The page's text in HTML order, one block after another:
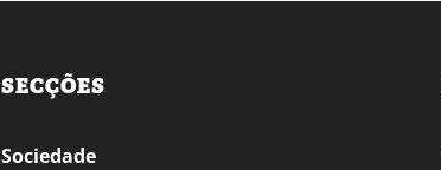
SECÇÕES
Sociedade